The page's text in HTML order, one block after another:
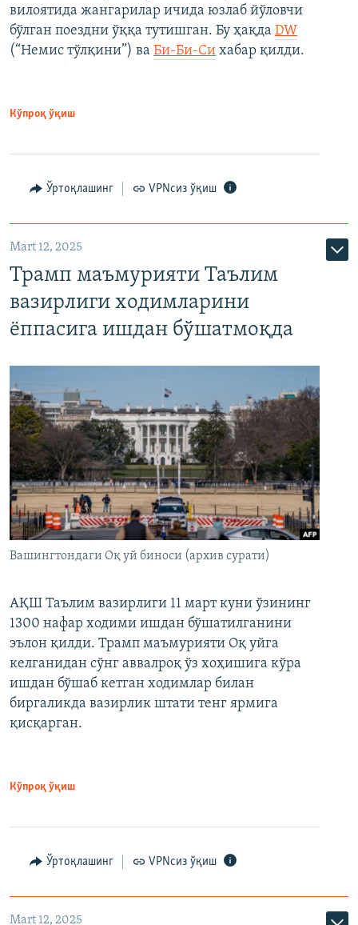
вилоятида жангарилар ичида юзлаб йўловчи
бўлган поездни ўққа тутишган. Бу ҳақда DW
(“Немис тўлқини”) ва Би-Би-Си хабар қилди.
Кўпроқ ўқиш
Ўртоқлашинг VPNсиз ўқиш
Mart 12, 2025
Трамп маъмурияти Таълим
вазирлиги ходимларини
ёппасига ишдан бўшатмоқда
Вашингтондаги Оқ уй биноси (архив сурати)
АҚШ Таълим вазирлиги 11 март куни ўзининг
1300 нафар ходими ишдан бўшатилганини
эълон қилди. Трамп маъмурияти Оқ уйга
келганидан сўнг аввалроқ ўз хоҳишига кўра
ишдан бўшаб кетган ходимлар билан
биргаликда вазирлик штати тенг ярмига
қисқарган.
Кўпроқ ўқиш
Ўртоқлашинг VPNсиз ўқиш
Mart 12, 2025